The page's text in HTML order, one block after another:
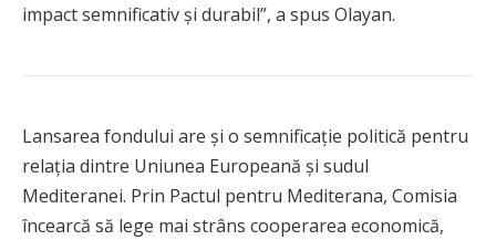
impact semnificativ și durabil”, a spus Olayan.
Lansarea fondului are și o semnificație politică pentru
relația dintre Uniunea Europeană și sudul
Mediteranei. Prin Pactul pentru Mediterana, Comisia
încearcă să lege mai strâns cooperarea economică,